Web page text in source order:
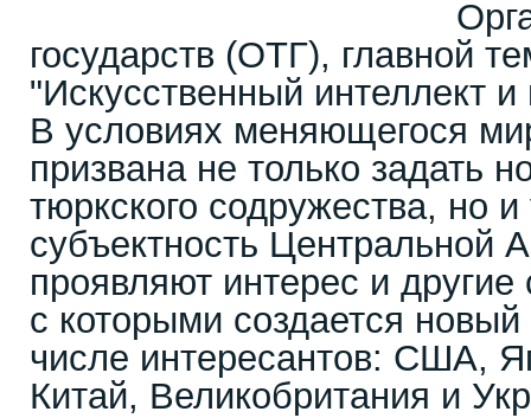
государств (ОТГ), главной
"Искусственный интеллект
В условиях меняющегося
призвана не только задать
тюркского содружества, но и
субъектность Центральной
проявляют интерес и
с которыми создается
числе интересантов: США,
Китай, Великобритания и